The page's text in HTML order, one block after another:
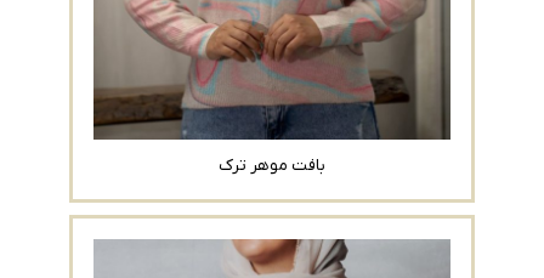
بافت موهر ترک